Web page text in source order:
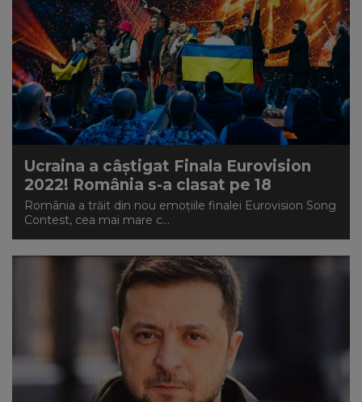
Ucraina a câştigat Finala Eurovision
2022! România s-a clasat pe 18
România a trăit din nou emoțiile finalei Eurovision Song
Contest, cea mai mare c...